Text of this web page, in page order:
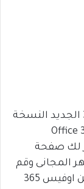
تحميل برنامج مايكروسوفت اوفيس 365 الجديد النسخة
لك صفحة
اختار الشهر المجانى وقم
بالتسجيل وحمل النسخة المدفوعة من اوفيس 365